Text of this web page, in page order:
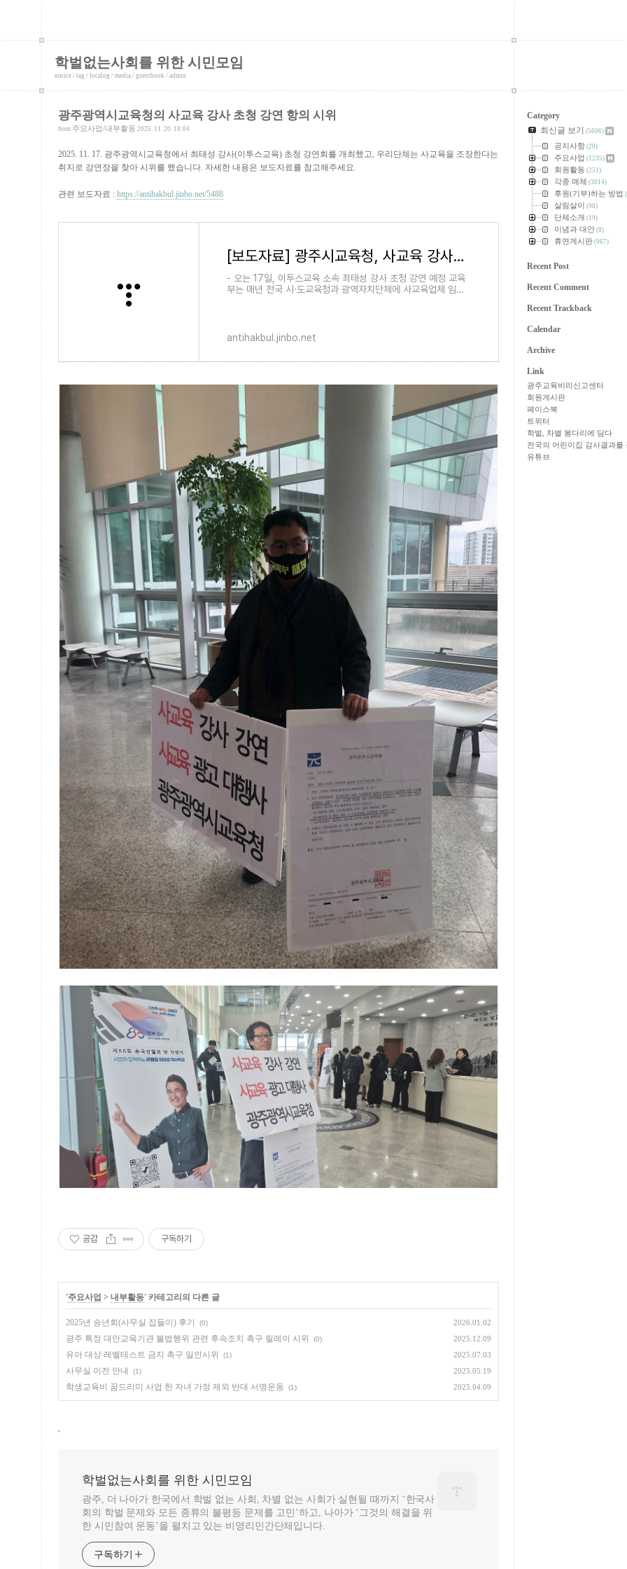
학벌없는사회를 위한 시민모임
notice / tag / localog / media / guestbook / admin
광주광역시교육청의 사교육 강사 초청 강연 항의 시위
from 주요사업/내부활동 2025. 11. 20. 18:04
2025. 11. 17. 광주광역시교육청에서 최태성 강사(이투스교육) 초청 강연회를 개최했고, 우리단체는 사교육을 조장한다는
취지로 강연장을 찾아 시위를 했습니다. 자세한 내용은 보도자료를 참고해주세요.
관련 보도자료 : https://antihakbul.jinbo.net/5488
[보도자료] 광주시교육청, 사교육 강사 초청 강연회 … 사교육 근절 의지 의문
- 오는 17일, 이투스교육 소속 최태성 강사 초청 강연 예정 교육
부는 매년 전국 시·도교육청과 광역자치단체에 사교육업체 임직
antihakbul.jinbo.net
공감 구독하기
'주요사업 > 내부활동' 카테고리의 다른 글
2025년 송년회(사무실 집들이) 후기 (0) 2026.01.02
광주 특정 대안교육기관 불법행위 관련 후속조치 촉구 릴레이 시위 (0) 2025.12.09
유아 대상 레벨테스트 금지 촉구 일인시위 (1) 2025.07.03
사무실 이전 안내 (1) 2025.05.19
학생교육비 꿈드리미 사업 한 자녀 가정 제외 반대 서명운동 (1) 2025.04.09
,
학벌없는사회를 위한 시민모임
광주, 더 나아가 한국에서 학벌 없는 사회, 차별 없는 사회가 실현될 때까지 ‘한국사
회의 학벌 문제와 모든 종류의 불평등 문제를 고민’하고, 나아가 ‘그것의 해결을 위
한 시민참여 운동’을 펼치고 있는 비영리민간단체입니다.
구독하기
Category
최신글 보기
(5606)
공지사항 (20)
주요사업 (1235)
회원활동 (251)
각종 매체 (3014)
후원(기부)하는 방법
살림살이 (90)
단체소개 (19)
이념과 대안 (8)
휴면게시판 (967)
Recent Post
Recent Comment
Recent Trackback
Calendar
Archive
Link
광주교육비리신고센터
회원게시판
페이스북
트위터
학벌, 차별 봉다리에 담다
전국의 어린이집 감사결과를
유튜브